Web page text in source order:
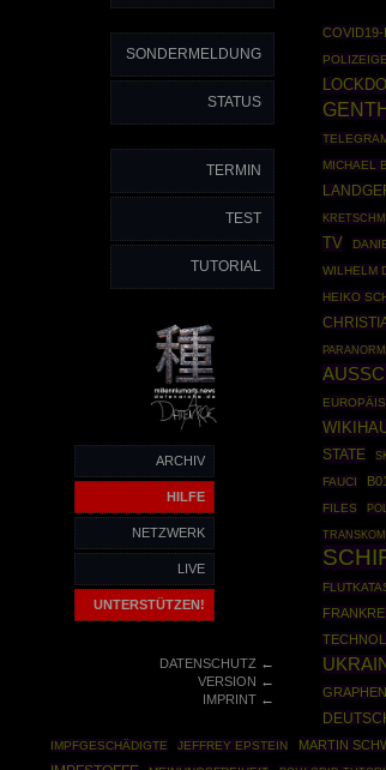
SONDERMELDUNG
STATUS
TERMIN
TEST
TUTORIAL
ARCHIV
HILFE
NETZWERK
LIVE
UNTERSTÜTZEN!
DATENSCHUTZ←
VERSION ←
IMPRINT←
MICHAEL
TV
WILHELM
HEIKO
STATE
FAUCI
FILES
IMPFGESCHÄDIGTE
JEFFREY EPSTEIN MARTIN